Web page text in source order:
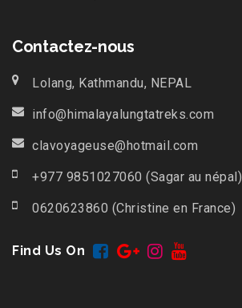
Contactez-nous
Lolang, Kathmandu, NEPAL
info@himalayalungtatreks.com
clavoyageuse@hotmail.com
+977 9851027060 (Sagar au népal)
0620623860 (Christine en France)
Find Us On